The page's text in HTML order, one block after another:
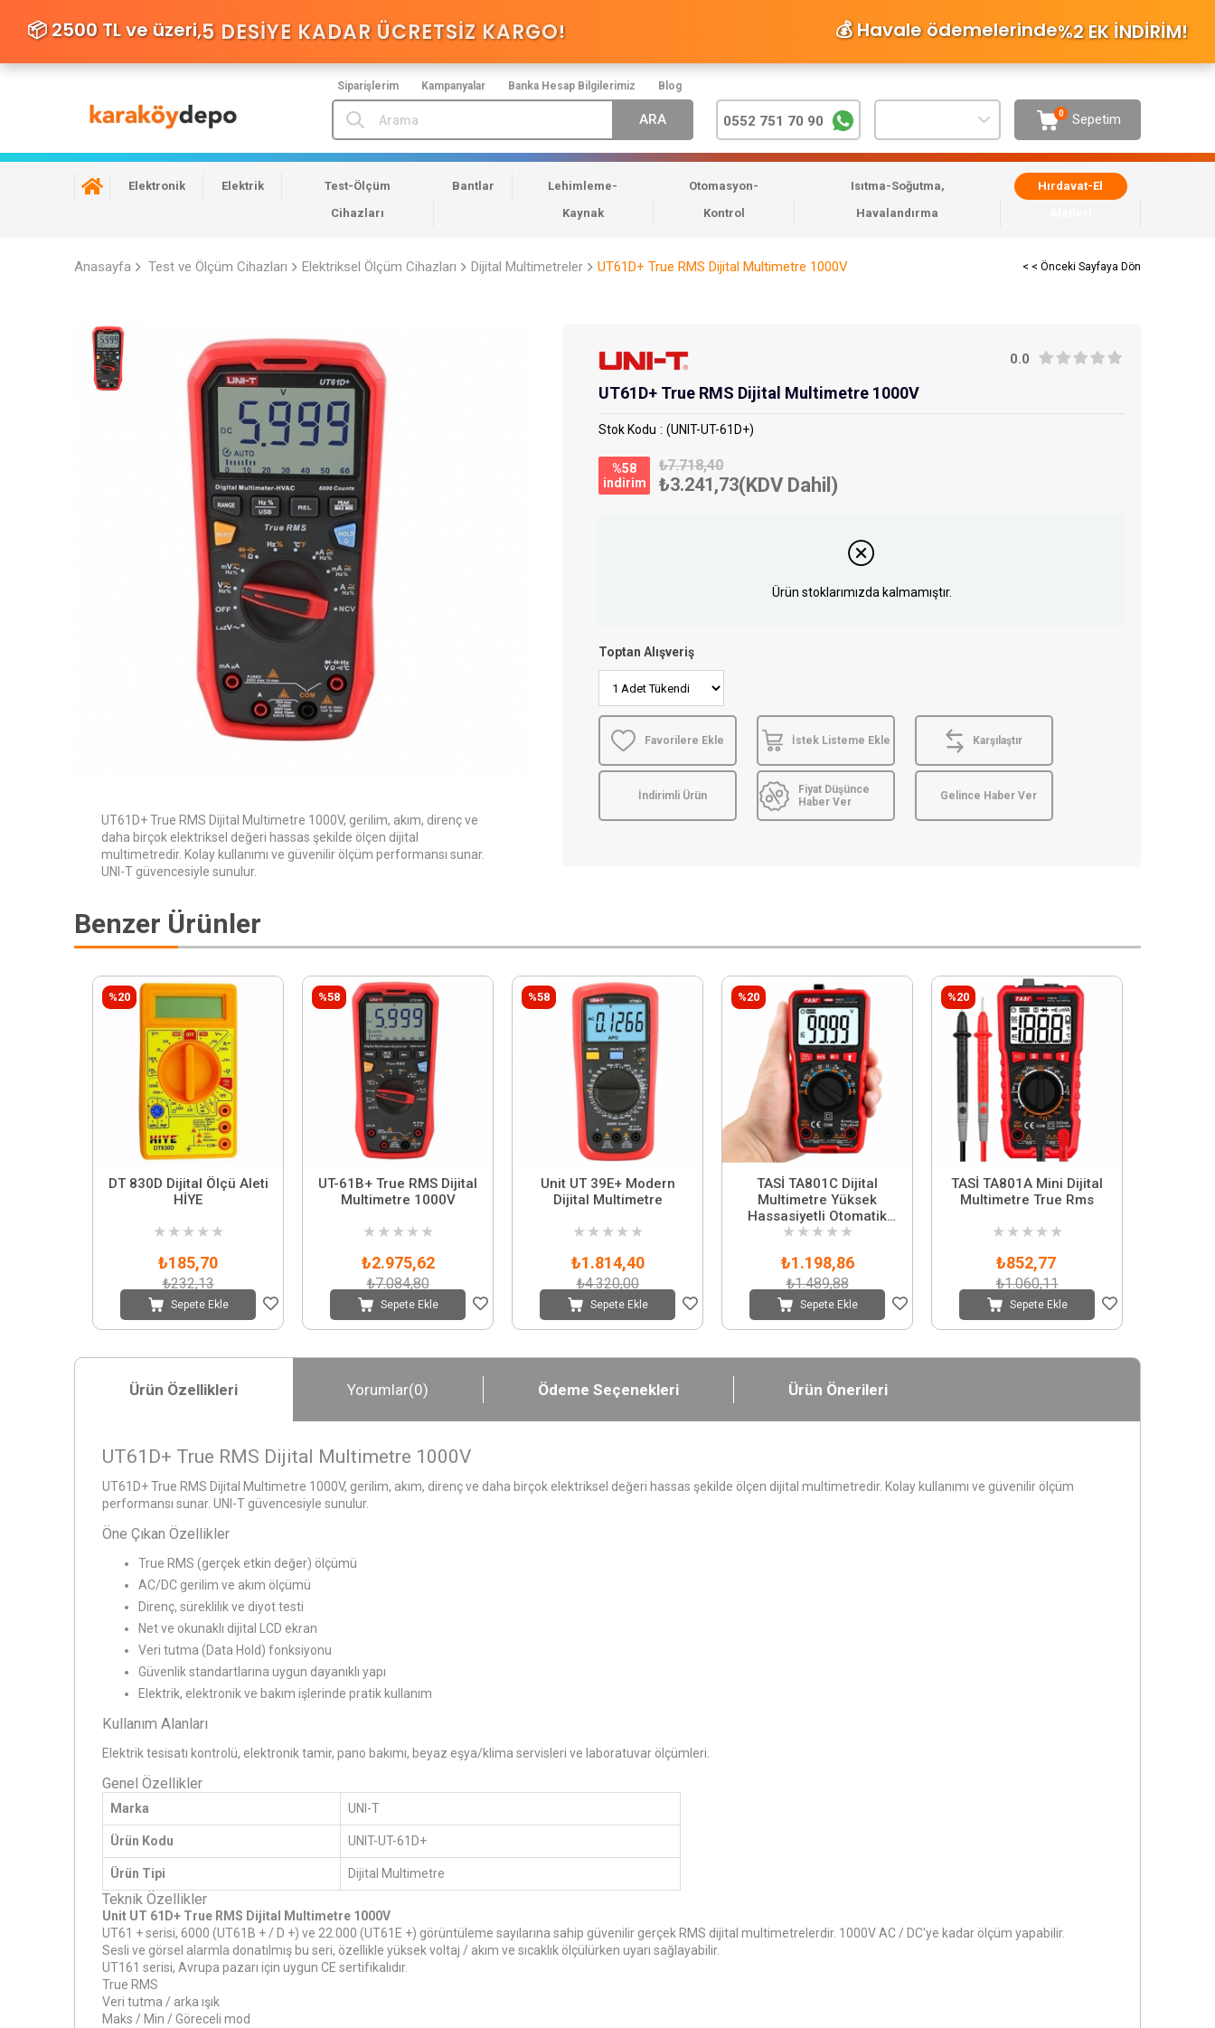
Siparişlerim Kampanyalar Banka Hesap Bilgilerimiz Blog
📦 2500 TL ve üzeri,5 DESIYE KADAR ÜCRETSİZ KARGO! 💰 Havale ödemelerinde%2 EK İNDİRİM!
Sepetim
0
0552 751 70 90
Elektronik Elektrik
Test-Ölçüm
Cihazları
Bantlar
Lehimleme-
Kaynak
Otomasyon-
Kontrol
Isıtma-Soğutma,
Havalandırma
Hırdavat-El
Anasayfa Test ve Ölçüm Cihazları Elektriksel Ölçüm Cihazları Dijital Multimetreler UT61D+ True RMS Dijital Multimetre 1000V < < Önceki Sayfaya Dön
UT61D+ True RMS Dijital Multimetre 1000V, gerilim, akım, direnç ve
daha birçok elektriksel değeri hassas şekilde ölçen dijital
multimetredir. Kolay kullanımı ve güvenilir ölçüm performansı sunar.
UNI-T güvencesiyle sunulur.
0.0
UT61D+ True RMS Dijital Multimetre 1000V
Stok Kodu (UNIT-UT-61D+)
%58
i̇ndirim
₺7.718,40
₺3.241,73(KDV Dahil)
Ürün stoklarımızda kalmamıştır.
Toptan Alışveriş
Favorilere Ekle İstek Listeme Ekle Karşılaştır
İndirimli Ürün
Fiyat Düşünce
Haber Ver
Gelince Haber Ver
Benzer Ürünler
DT 830D Dijital Ölçü Aleti
HİYE
★ ★ ★ ★ ★
₺185,70
₺232,13
Sepete Ekle
%20
UT-61B+ True RMS Dijital
Multimetre 1000V
★ ★ ★ ★ ★
₺2.975,62
₺7.084,80
Sepete Ekle
%58
Unit UT 39E+ Modern
Dijital Multimetre
★ ★ ★ ★ ★
₺1.814,40
₺4.320,00
Sepete Ekle
%58
TASİ TA801C Dijital
Multimetre Yüksek
Hassasiyetli Otomatik
True RMS
★ ★ ★ ★ ★
₺1.198,86
₺1.489,88
Sepete Ekle
%20
TASİ TA801A Mini Dijital
Multimetre True Rms
★ ★ ★ ★ ★
₺852,77
₺1.060,11
Sepete Ekle
%20
Ürün Özellikleri Yorumlar(0) Ödeme Seçenekleri Ürün Önerileri
UT61D+ True RMS Dijital Multimetre 1000V
UT61D+ True RMS Dijital Multimetre 1000V, gerilim, akım, direnç ve daha birçok elektriksel değeri hassas şekilde ölçen dijital multimetredir. Kolay kullanımı ve güvenilir ölçüm
performansı sunar. UNI-T güvencesiyle sunulur.
Öne Çıkan Özellikler
True RMS (gerçek etkin değer) ölçümü
AC/DC gerilim ve akım ölçümü
Direnç, süreklilik ve diyot testi
Net ve okunaklı dijital LCD ekran
Veri tutma (Data Hold) fonksiyonu
Güvenlik standartlarına uygun dayanıklı yapı
Elektrik, elektronik ve bakım işlerinde pratik kullanım
Kullanım Alanları
Elektrik tesisatı kontrolü, elektronik tamir, pano bakımı, beyaz eşya/klima servisleri ve laboratuvar ölçümleri.
Genel Özellikler
Marka UNI-T
Ürün Kodu UNIT-UT-61D+
Ürün Tipi Dijital Multimetre
Teknik Özellikler
Unit UT 61D+ True RMS Dijital Multimetre 1000V
UT61 + serisi, 6000 (UT61B + / D +) ve 22.000 (UT61E +) görüntüleme sayılarına sahip güvenilir gerçek RMS dijital multimetrelerdir. 1000V AC / DC'ye kadar ölçüm yapabilir.
Sesli ve görsel alarmla donatılmış bu seri, özellikle yüksek voltaj / akım ve sıcaklık ölçülürken uyarı sağlayabilir.
UT161 serisi, Avrupa pazarı için uygun CE sertifikalıdır.
True RMS
Veri tutma / arka ışık
Maks / Min / Göreceli mod